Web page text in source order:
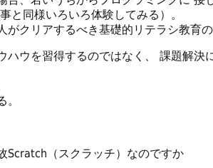
と同様いろいろ体験してみる）。
がクリアするべき基礎的リテラシ教育
ウを習得するのではなく、 課題解決
Scratch（スクラッチ）なのですか